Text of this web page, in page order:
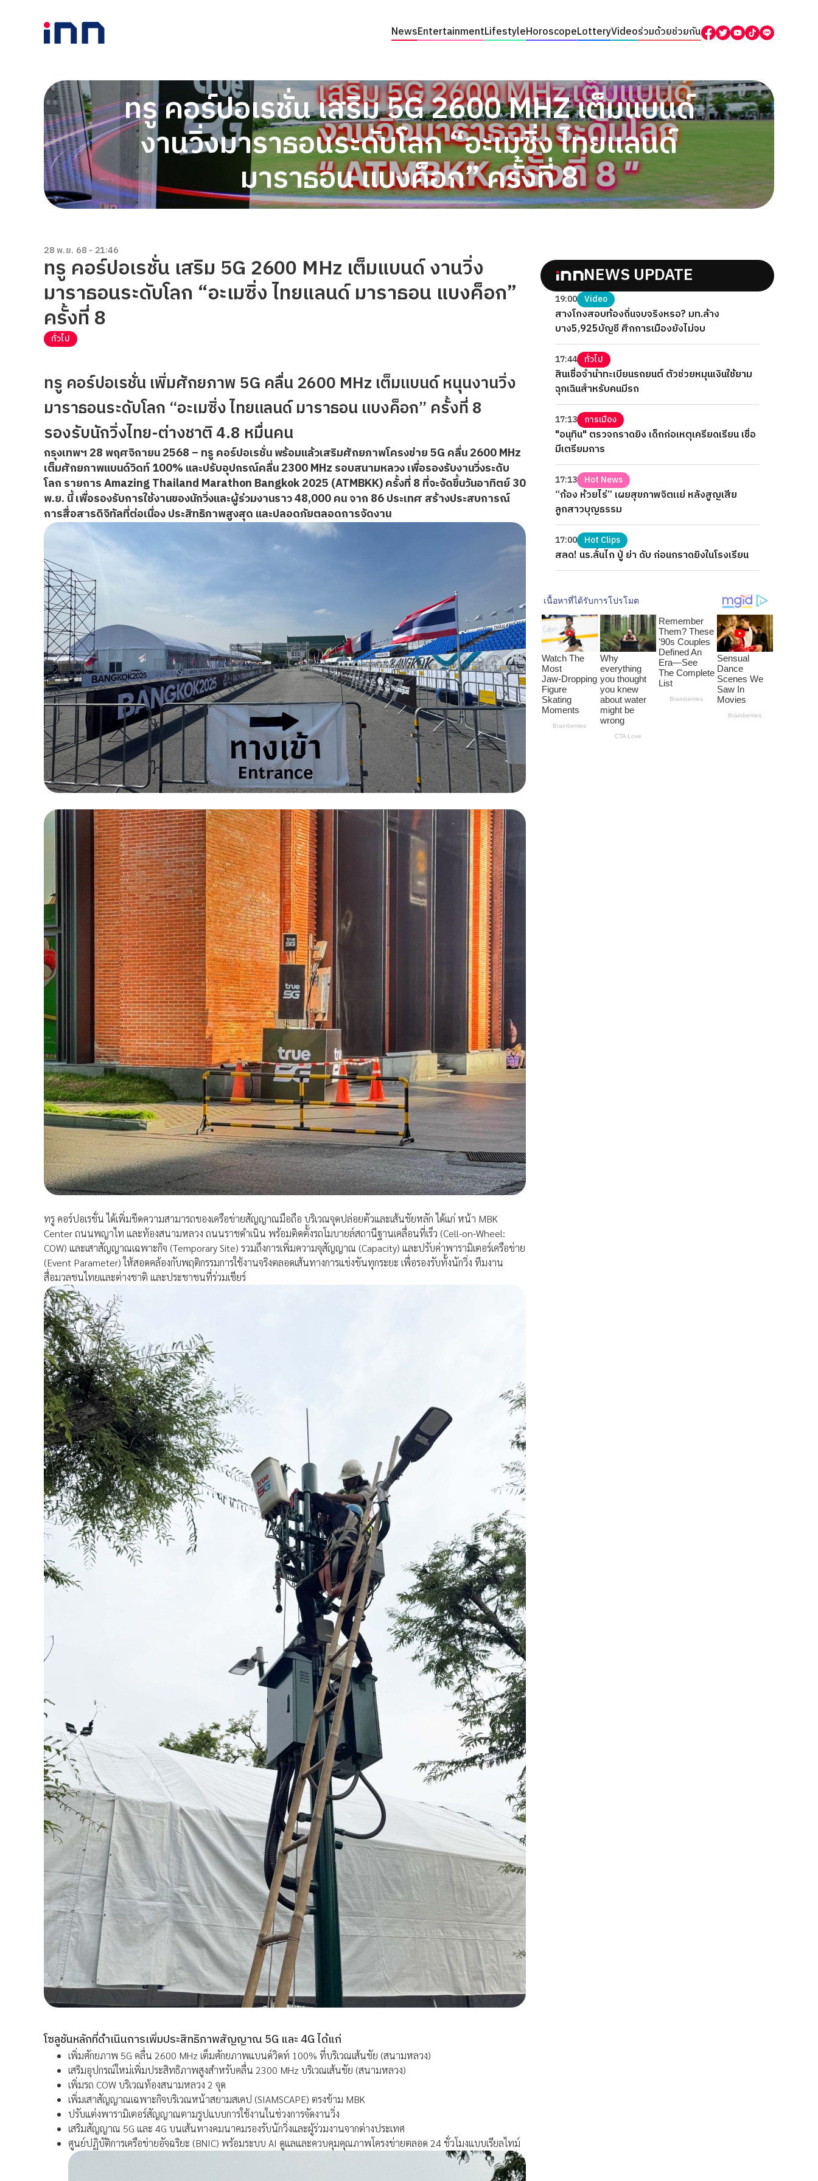
NewsEntertainmentLifestyleHoroscopeLotteryVideoร่วมด้วยช่วยกัน
ทรู คอร์ปอเรชั่น เสริม 5G 2600 MHZ เต็มแบนด์
งานวิ่งมาราธอนระดับโลก “อะเมซิ่ง ไทยแลนด์
มาราธอน แบงค็อก” ครั้งที่ 8
28 พ.ย. 68 - 21:46
ทรู คอร์ปอเรชั่น เสริม 5G 2600 MHz เต็มแบนด์ งานวิ่ง
มาราธอนระดับโลก “อะเมซิ่ง ไทยแลนด์ มาราธอน แบงค็อก”
ครั้งที่ 8
ทั่วไป
ทรู คอร์ปอเรชั่น เพิ่มศักยภาพ 5G คลื่น 2600 MHz เต็มแบนด์ หนุนงานวิ่ง
มาราธอนระดับโลก “อะเมซิ่ง ไทยแลนด์ มาราธอน แบงค็อก” ครั้งที่ 8
รองรับนักวิ่งไทย-ต่างชาติ 4.8 หมื่นคน
กรุงเทพฯ 28 พฤศจิกายน 2568 – ทรู คอร์ปอเรชั่น พร้อมแล้วเสริมศักยภาพโครงข่าย 5G คลื่น 2600 MHz
เต็มศักยภาพแบนด์วิดท์ 100% และปรับอุปกรณ์คลื่น 2300 MHz รอบสนามหลวง เพื่อรองรับงานวิ่งระดับ
โลก รายการ Amazing Thailand Marathon Bangkok 2025 (ATMBKK) ครั้งที่ 8 ที่จะจัดขึ้นวันอาทิตย์ 30
พ.ย. นี้ เพื่อรองรับการใช้งานของนักวิ่งและผู้ร่วมงานราว 48,000 คน จาก 86 ประเทศ สร้างประสบการณ์
การสื่อสารดิจิทัลที่ต่อเนื่อง ประสิทธิภาพสูงสุด และปลอดภัยตลอดการจัดงาน
ทรู คอร์ปอเรชั่น ได้เพิ่มขีดความสามารถของเครือข่ายสัญญาณมือถือ บริเวณจุดปล่อยตัวและเส้นชัยหลัก ได้แก่ หน้า MBK
Center ถนนพญาไท และท้องสนามหลวง ถนนราชดำเนิน พร้อมติดตั้งรถโมบายล์สถานีฐานเคลื่อนที่เร็ว (Cell-on-Wheel:
COW) และเสาสัญญาณเฉพาะกิจ (Temporary Site) รวมถึงการเพิ่มความจุสัญญาณ (Capacity) และปรับค่าพารามิเตอร์เครือข่าย
(Event Parameter) ให้สอดคล้องกับพฤติกรรมการใช้งานจริงตลอดเส้นทางการแข่งขันทุกระยะ เพื่อรองรับทั้งนักวิ่ง ทีมงาน
สื่อมวลชนไทยและต่างชาติ และประชาชนที่ร่วมเชียร์
โซลูชันหลักที่ดำเนินการเพิ่มประสิทธิภาพสัญญาณ 5G และ 4G ได้แก่
เพิ่มศักยภาพ 5G คลื่น 2600 MHz เต็มศักยภาพแบนด์วิดท์ 100% ที่บริเวณเส้นชัย (สนามหลวง)
เสริมอุปกรณ์ใหม่เพิ่มประสิทธิภาพสูงสำหรับคลื่น 2300 MHz บริเวณเส้นชัย (สนามหลวง)
เพิ่มรถ COW บริเวณท้องสนามหลวง 2 จุด
เพิ่มเสาสัญญาณเฉพาะกิจบริเวณหน้าสยามสเคป (SIAMSCAPE) ตรงข้าม MBK
ปรับแต่งพารามิเตอร์สัญญาณตามรูปแบบการใช้งานในช่วงการจัดงานวิ่ง
เสริมสัญญาณ 5G และ 4G บนเส้นทางคมนาคมรองรับนักวิ่งและผู้ร่วมงานจากต่างประเทศ
ศูนย์ปฏิบัติการเครือข่ายอัจฉริยะ (BNIC) พร้อมระบบ AI ดูแลและควบคุมคุณภาพโครงข่ายตลอด 24 ชั่วโมงแบบเรียลไทม์
NEWS UPDATE
19:00 Video
สางโกงสอบท้องถิ่นจบจริงหรอ? มท.ล้าง
บาง5,925บัญชี ศึกการเมืองยังไม่จบ
17:44 ทั่วไป
สินเชื่อจำนำทะเบียนรถยนต์ ตัวช่วยหมุนเงินใช้ยาม
ฉุกเฉินสำหรับคนมีรถ
17:13 การเมือง
"อนุทิน" ตรวจกราดยิง เด็กก่อเหตุเครียดเรียน เชื่อ
มีเตรียมการ
17:13 Hot News
“ก้อง ห้วยไร่” เผยสุขภาพจิตแย่ หลังสูญเสีย
ลูกสาวบุญธรรม
17:00 Hot Clips
สลด! นร.ลั่นไก ปู่ ย่า ดับ ก่อนกราดยิงในโรงเรียน